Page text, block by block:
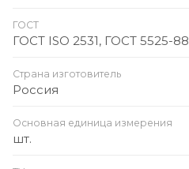
ГОСТ
ГОСТ ISO 2531, ГОСТ 5525-88
Страна изготовитель
Россия
Основная единица измерения
шт.